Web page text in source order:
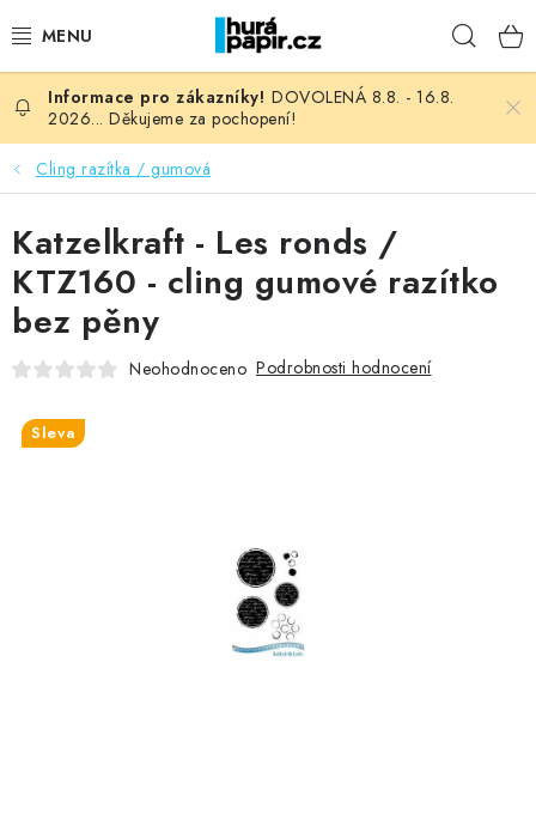
na
NOVINKY
HURÁ DÍLNA
VŠECHNO ZBOŽÍ
KNIHAŘSKÝ MATERIÁL
OBLÍBENÉ ♥️
DOVOLENÁ 8.8. - 16.8.
2026... Děkujeme za pochopení!
Cling razítka / gumová
Katzelkraft - Les ronds /
KTZ160 - cling gumové razítko
bez pěny
Neohodnoceno Podrobnosti hodnocení
Sleva